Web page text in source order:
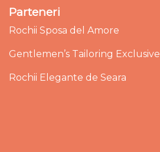
Parteneri
Rochii Sposa del Amore
Gentlemen’s Tailoring Exclusive
Rochii Elegante de Seara